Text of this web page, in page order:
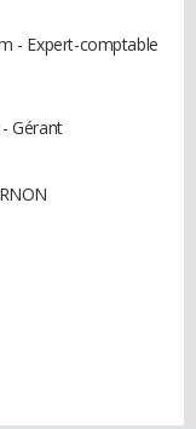
- Expert-comptable
Gérant